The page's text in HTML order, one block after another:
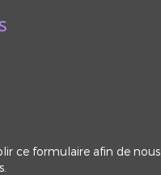
ce formulaire afin de nous